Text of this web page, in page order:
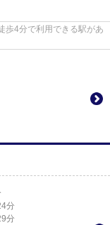
歩4分で利用できる駅があ
分
分